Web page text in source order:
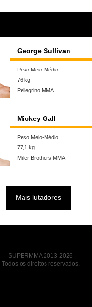
George Sullivan
Peso Meio-Médio
76 kg
Pellegrino MMA
Mickey Gall
Peso Meio-Médio
77,1 kg
Miller Brothers MMA
Mais lutadores
SUPERMMA 2013-2026
Todos os direitos reservados.